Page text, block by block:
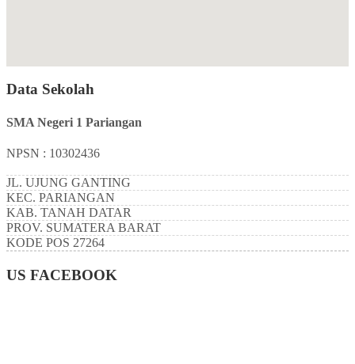
Data Sekolah
SMA Negeri 1 Pariangan
NPSN : 10302436
JL. UJUNG GANTING
KEC. PARIANGAN
KAB. TANAH DATAR
PROV. SUMATERA BARAT
KODE POS 27264
US FACEBOOK